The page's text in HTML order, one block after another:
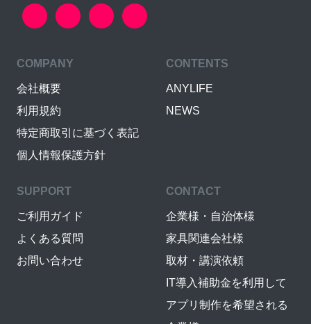
COMPANY
会社概要
利用規約
特定商取引に基づく表記
個人情報保護方針
CONTENTS
ANYLIFE
NEWS
SUPPORT
ご利用ガイド
よくある質問
お問い合わせ
CONTACT
企業様・自治体様
家具関連会社様
取材・講演依頼
IT導入補助金を利用して
アプリ制作を希望される